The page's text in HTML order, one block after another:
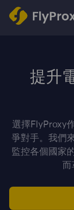
提升
選擇FlyProxy
爭對手。我們
監控各個國家
而